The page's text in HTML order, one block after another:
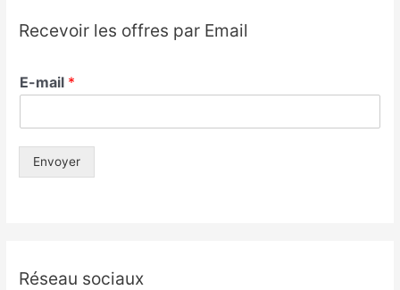
Recevoir les offres par Email
E-mail *
Envoyer
Réseau sociaux